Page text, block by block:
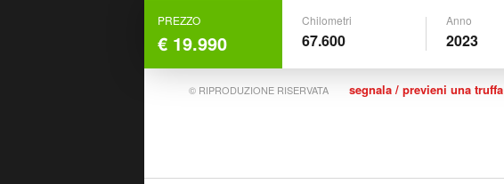
PREZZO
€ 19.990
Chilometri
67.600
Anno
2023
© RIPRODUZIONE RISERVATA segnala / previeni una truffa